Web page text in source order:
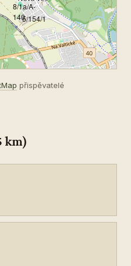
8/1a/A-
1405/154/1
přispěvatelé
km)